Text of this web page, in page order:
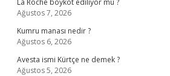
La Roche boykot ediliyor mu ?
Ağustos 7, 2026
Kumru manası nedir ?
Ağustos 6, 2026
Avesta ismi Kürtçe ne demek ?
Ağustos 5, 2026